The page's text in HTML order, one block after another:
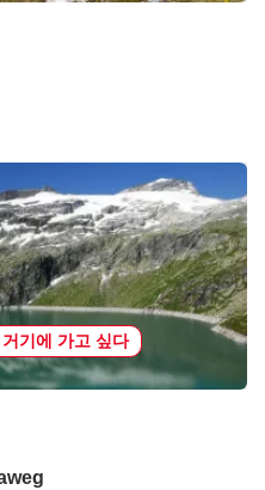
기에 가고 싶다